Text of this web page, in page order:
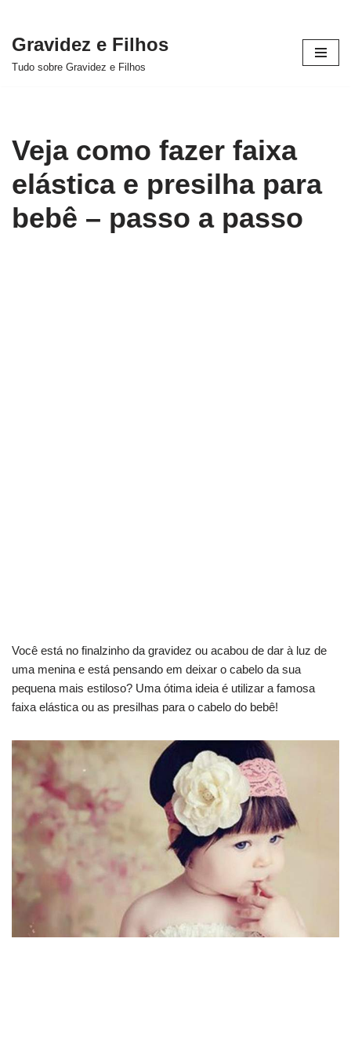
Pular
Gravidez e Filhos
Tudo sobre Gravidez e Filhos
Veja como fazer faixa
elástica e presilha para
bebê – passo a passo
Você está no finalzinho da gravidez ou acabou de dar à luz de
uma menina e está pensando em deixar o cabelo da sua
pequena mais estiloso? Uma ótima ideia é utilizar a famosa
faixa elástica ou as presilhas para o cabelo do bebê!